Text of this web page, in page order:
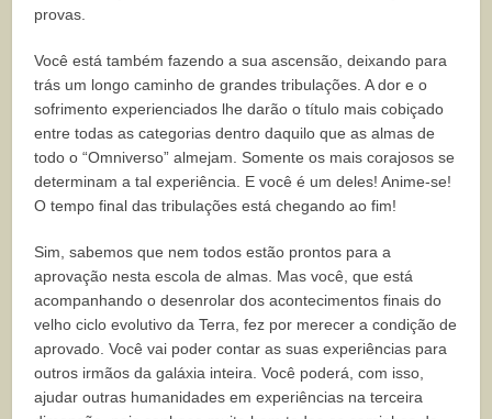
provas.
Você está também fazendo a sua ascensão, deixando para
trás um longo caminho de grandes tribulações. A dor e o
sofrimento experienciados lhe darão o título mais cobiçado
entre todas as categorias dentro daquilo que as almas de
todo o “Omniverso” almejam. Somente os mais corajosos se
determinam a tal experiência. E você é um deles! Anime-se!
O tempo final das tribulações está chegando ao fim!
Sim, sabemos que nem todos estão prontos para a
aprovação nesta escola de almas. Mas você, que está
acompanhando o desenrolar dos acontecimentos finais do
velho ciclo evolutivo da Terra, fez por merecer a condição de
aprovado. Você vai poder contar as suas experiências para
outros irmãos da galáxia inteira. Você poderá, com isso,
ajudar outras humanidades em experiências na terceira